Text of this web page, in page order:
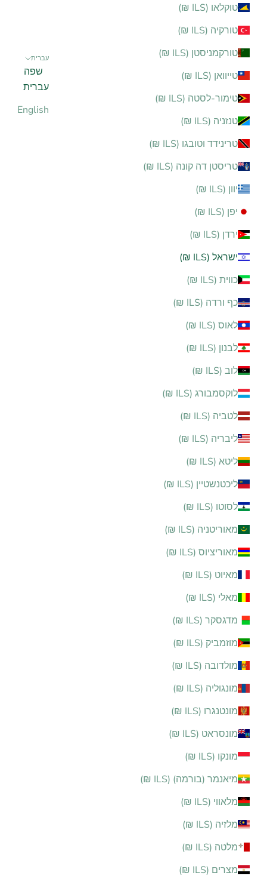
טוקלאו (ILS ₪)
טורקיה (ILS ₪)
טורקמניסטן (ILS ₪)
טייוואן (ILS ₪)
טימור-לסטה (ILS ₪)
טנזניה (ILS ₪)
טרינידד וטובגו (ILS ₪)
טריסטן דה קונה (ILS ₪)
יוון (ILS ₪)
יפן (ILS ₪)
ירדן (ILS ₪)
ישראל (ILS ₪)
כווית (ILS ₪)
כף ורדה (ILS ₪)
לאוס (ILS ₪)
לבנון (ILS ₪)
לוב (ILS ₪)
לוקסמבורג (ILS ₪)
לטביה (ILS ₪)
ליבריה (ILS ₪)
ליטא (ILS ₪)
ליכטנשטיין (ILS ₪)
לסוטו (ILS ₪)
מאוריטניה (ILS ₪)
מאוריציוס (ILS ₪)
מאיוט (ILS ₪)
מאלי (ILS ₪)
מדגסקר (ILS ₪)
מוזמביק (ILS ₪)
מולדובה (ILS ₪)
מונגוליה (ILS ₪)
מונטנגרו (ILS ₪)
מונסראט (ILS ₪)
מונקו (ILS ₪)
מיאנמר (בורמה) (ILS ₪)
מלאווי (ILS ₪)
מלזיה (ILS ₪)
מלטה (ILS ₪)
מצרים (ILS ₪)
עברית
שפה
עברית
English